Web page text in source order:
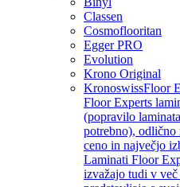
Classen
Cosmoflooritan
Egger PRO
Evolution
Krono Original
KronoswissFloor
Floor Experts
(popravilo
potrebno), odlično
ceno in največjo
Laminati Floor
izvažajo tudi v